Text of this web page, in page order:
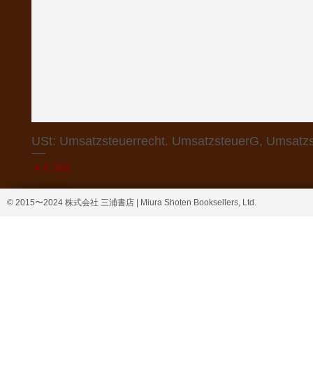
USt: Umsatzsteuerrecht. UmsatzsteuerG,
価格
￥4,368
© 2015〜2024 株式会社 三浦書店 | Miura Shoten Booksellers, Ltd.